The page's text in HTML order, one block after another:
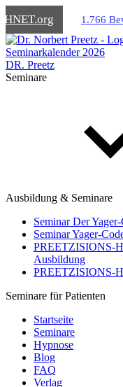
.org 1.766
Seminarkalender 2026
DR. Preetz
Seminare
Ausbildung & Seminare
Seminar Der
Seminar Yager-
PREETZISIONS-
Ausbildung
PREETZISIONS-
Seminare für Patienten
Startseite
Seminare
Hypnose
Blog
FAQ
Verlag